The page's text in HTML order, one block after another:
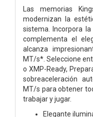
Las memorias
modernizan la
sistema. Incorpora
complementa el
alcanza
MT/s*. Seleccione
o XMP-Ready,
sobreaceleración
MT/s para obtener
trabajar y jugar.
Elegante